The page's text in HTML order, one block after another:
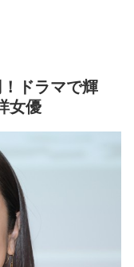
ドラマで輝
女優